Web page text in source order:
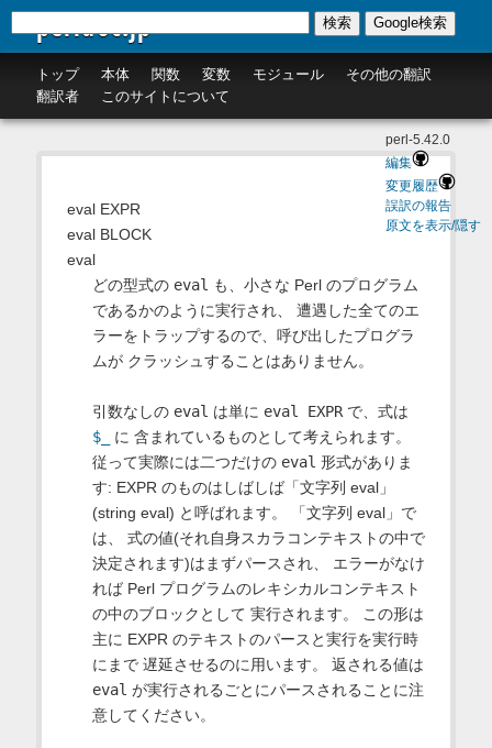
perldoc.jp
トップ 本体 関数 変数 モジュール
その他の翻訳
翻訳者
このサイトについて
検索 Google検索
perl-5.42.0
編集
変更履歴
誤訳の報告
原文を表示/隠す
eval EXPR
eval BLOCK
eval
どの型式の eval も、小さな Perl のプログラム
であるかのように実行され、 遭遇した全てのエ
ラーをトラップするので、呼び出したプログラ
ムが クラッシュすることはありません。
引数なしの eval は単に eval EXPRで、式は
$_
に 含まれているものとして考えられます。
従って実際には二つだけの eval 形式がありま
す: EXPR のものはしばしば「文字列 eval」
(string eval) と呼ばれます。 「文字列 eval」で
は、 式の値(それ自身スカラコンテキストの中で
決定されます)はまずパースされ、 エラーがなけ
れば Perl プログラムのレキシカルコンテキスト
の中のブロックとして 実行されます。 この形は
主に EXPR のテキストのパースと実行を実行時
にまで 遅延させるのに用います。 返される値は
eval が実行されるごとにパースされることに注
意してください。